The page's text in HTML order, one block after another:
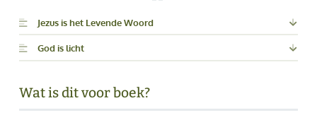
Zoeken
Inloggen
Jezus is het Levende Woord
God is licht
Wat is dit voor boek?